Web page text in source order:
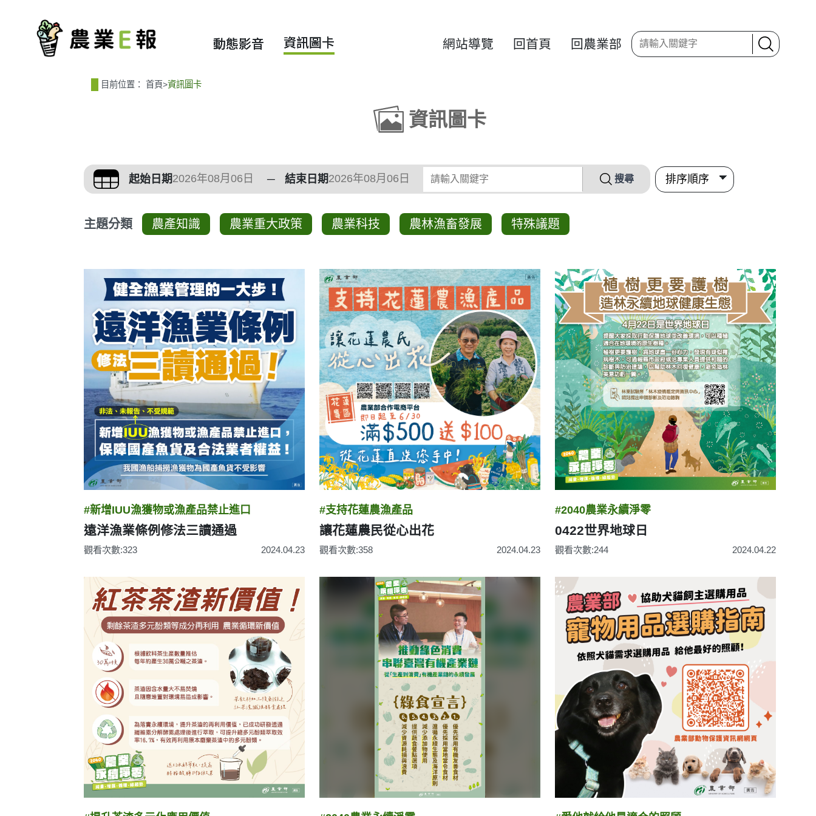
動態影音 資訊圖卡 網站導覽 回首頁 回農業部
目前位置： 首頁>資訊圖卡
資訊圖卡
篩選、排序與主題分類
起始日期 結束日期 請輸入關鍵字 搜尋
主題分類 農產知識 農業重大政策 農業科技 農林漁畜發展 特殊議題
圖卡列表
#新增IUU漁獲物或漁產品禁止進口
遠洋漁業條例修法三讀通過
觀看次數:323 2024.04.23
#支持花蓮農漁產品
讓花蓮農民從心出花
觀看次數:358 2024.04.23
#2040農業永續淨零
0422世界地球日
觀看次數:244 2024.04.22